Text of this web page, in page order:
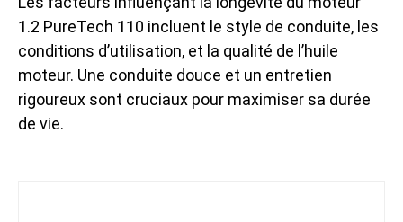
1.2 PureTech 110 incluent le style de conduite, les
conditions d’utilisation, et la qualité de l’huile
moteur. Une conduite douce et un entretien
rigoureux sont cruciaux pour maximiser sa durée
de vie.